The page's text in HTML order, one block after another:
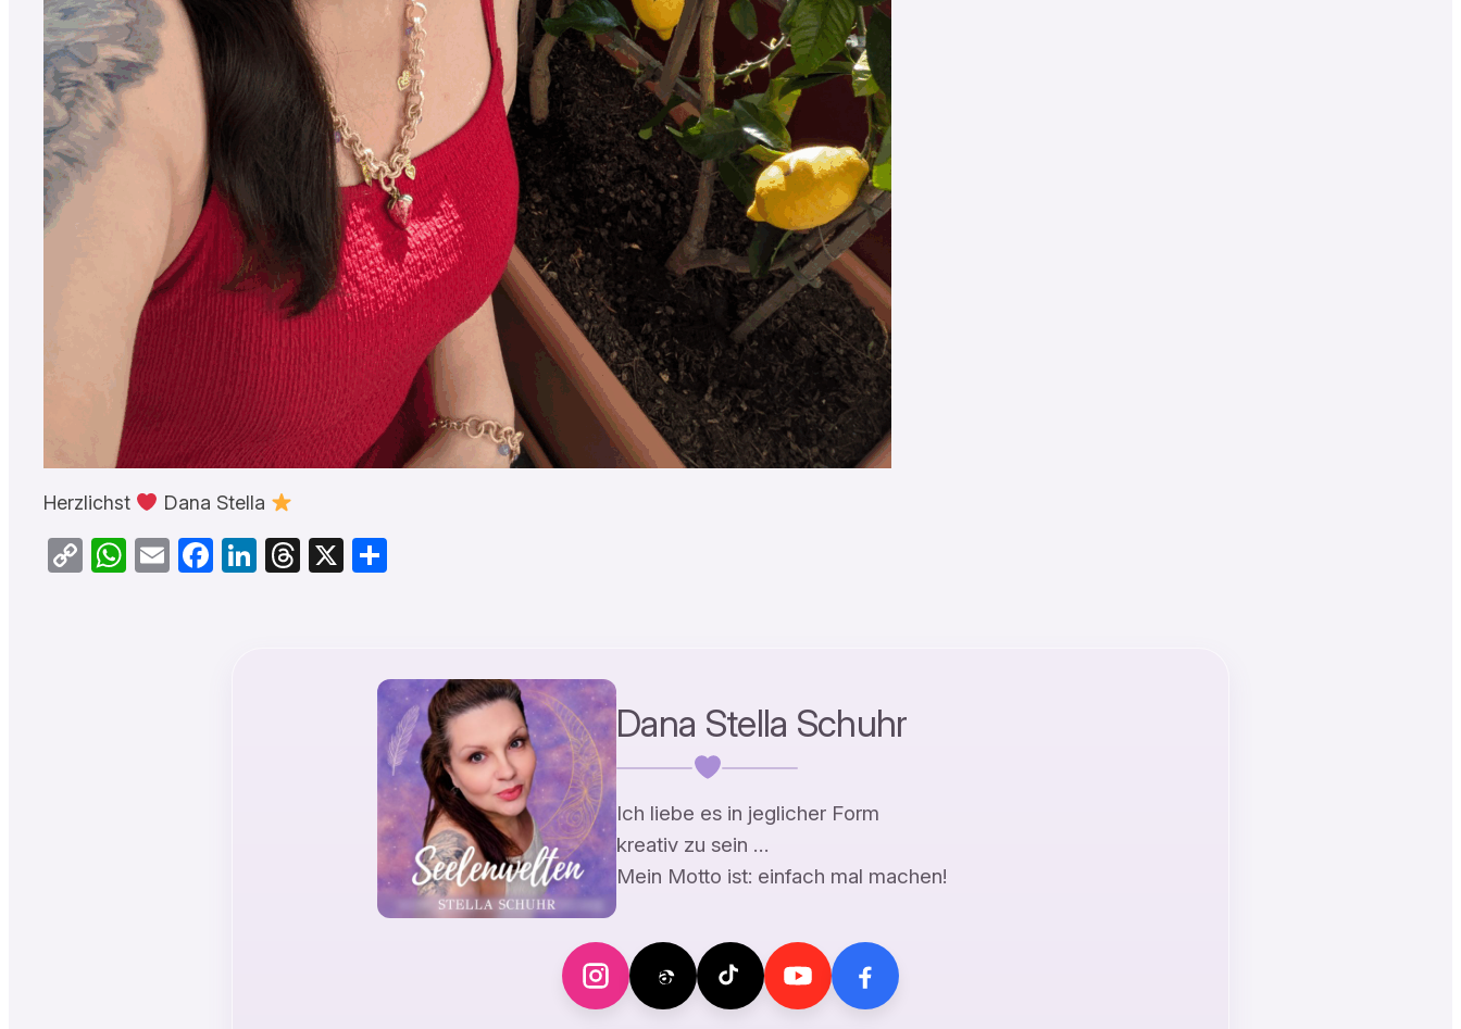
Herzlichst Dana Stella
CopyWhatsApp
EmailFacebook
LinkedIn
Threads
X
Dana Stella Schuhr
Ich liebe es in jeglicher Form
kreativ zu sein …
Mein Motto ist: einfach mal machen!